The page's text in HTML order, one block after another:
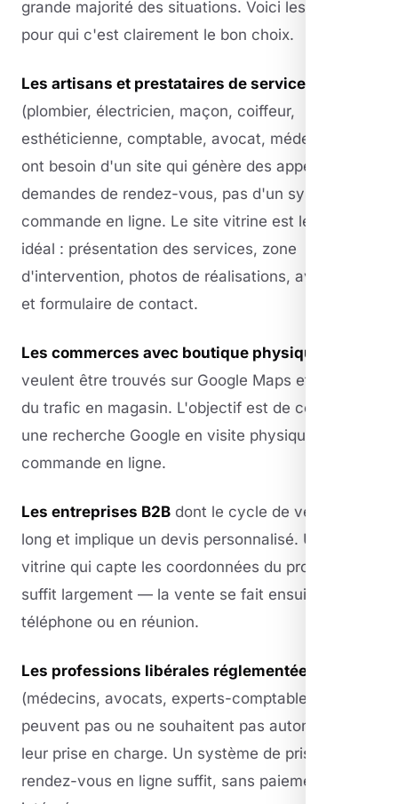
grande majorité des situations. Voici les profils
pour qui c'est clairement le bon choix.
Les artisans et prestataires de services
(plombier, électricien, maçon, coiffeur,
esthéticienne, comptable, avocat, médecin…)
ont besoin d'un site qui génère des appels et des
demandes de rendez-vous, pas d'un système de
commande en ligne. Le site vitrine est leur outil
idéal : présentation des services, zone
d'intervention, photos de réalisations, avis clients
et formulaire de contact.
Les commerces avec boutique physique
veulent être trouvés sur Google Maps et générer
du trafic en magasin. L'objectif est de convertir
une recherche Google en visite physique, pas en
commande en ligne.
Les entreprises B2B dont le cycle de vente est
long et implique un devis personnalisé. Un site
vitrine qui capte les coordonnées du prospect
suffit largement — la vente se fait ensuite par
téléphone ou en réunion.
Les professions libérales réglementées
(médecins, avocats, experts-comptables) qui ne
peuvent pas ou ne souhaitent pas automatiser
leur prise en charge. Un système de prise de
rendez-vous en ligne suffit, sans paiement